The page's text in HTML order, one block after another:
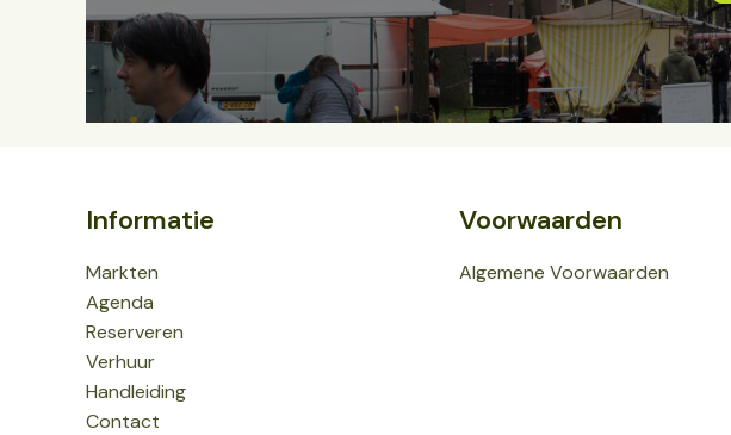
Informatie
Markten
Agenda
Reserveren
Verhuur
Handleiding
Contact
Voorwaarden
Algemene Voorwaarden